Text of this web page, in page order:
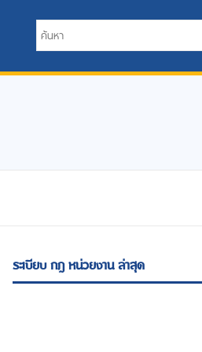
ระเบียบ กฎ หน่วยงาน ล่าสุด